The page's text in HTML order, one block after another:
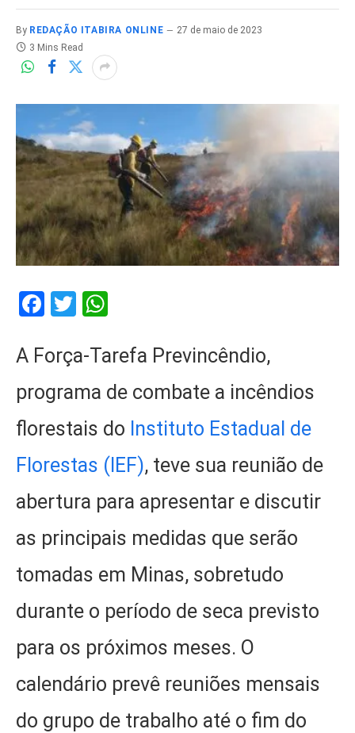
By REDAÇÃO ITABIRA ONLINE
27 de maio de 2023
3 Mins Read
Facebook
Twitter
A Força-Tarefa Previncêndio,
programa de combate a incêndios
florestais do Instituto Estadual de
Florestas (IEF), teve sua reunião de
abertura para apresentar e discutir
as principais medidas que serão
tomadas em Minas, sobretudo
durante o período de seca previsto
para os próximos meses. O
calendário prevê reuniões mensais
do grupo de trabalho até o fim do